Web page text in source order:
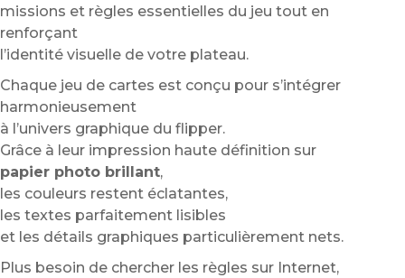
missions et règles essentielles du jeu tout en
renforçant
l’identité visuelle de votre plateau.
Chaque jeu de cartes est conçu pour s’intégrer
harmonieusement
à l’univers graphique du flipper.
Grâce à leur impression haute définition sur
papier photo brillant,
les couleurs restent éclatantes,
les textes parfaitement lisibles
et les détails graphiques particulièrement nets.
Plus besoin de chercher les règles sur Internet,